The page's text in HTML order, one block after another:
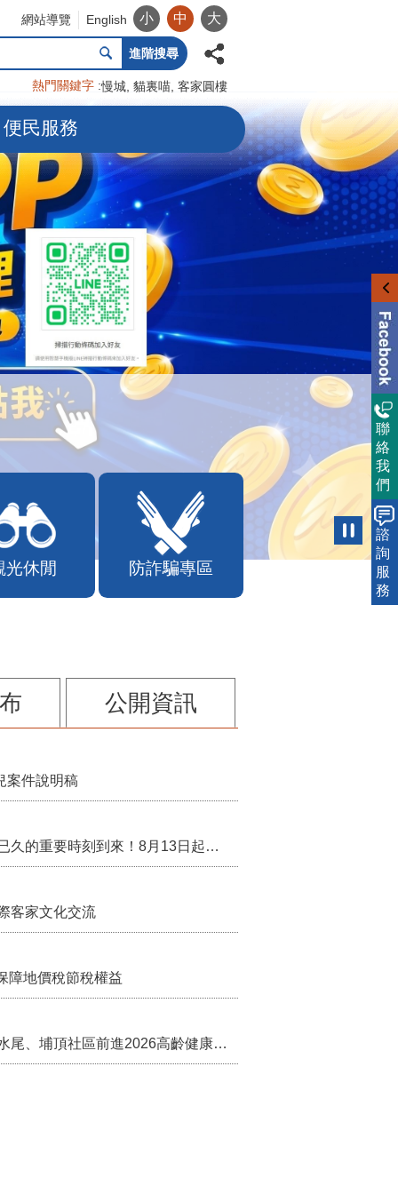
網站導覽 English 小 中 大
進階搜尋
熱門關鍵字 慢城 貓裏喵 客家圓樓
便民服務
光休閒 防詐騙專區
公開資訊
案件說明稿
行政院核定西拉雅族為平埔原住民族群 盼望已久的重要時刻到來！8月13日起受理民族成員名冊登記
客家文化交流
障地價稅節稅權益
苗栗農村綠色照顧成果登上全國舞台！ 後龍水尾、埔頂社區前進2026高齡健康產業博覽會
聯
絡
我
們
諮
詢
服
務